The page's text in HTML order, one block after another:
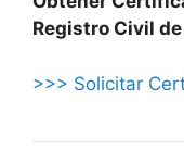
Registro Civil
>>> Solicitar